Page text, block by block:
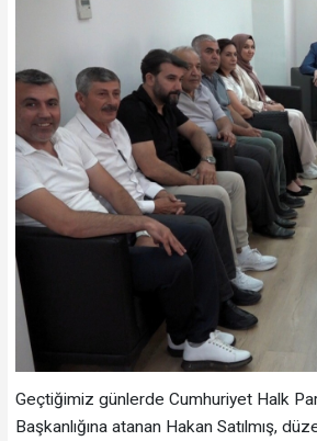
Geçtiğimiz günlerde Cumhuriyet Halk
Başkanlığına atanan Hakan Satılmış,